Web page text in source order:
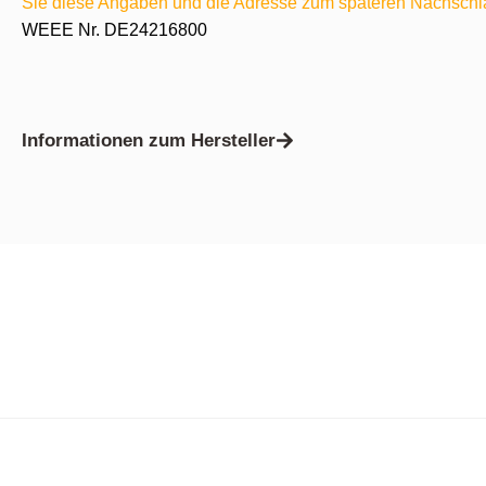
WEEE Nr. DE24216800
Informationen zum Hersteller